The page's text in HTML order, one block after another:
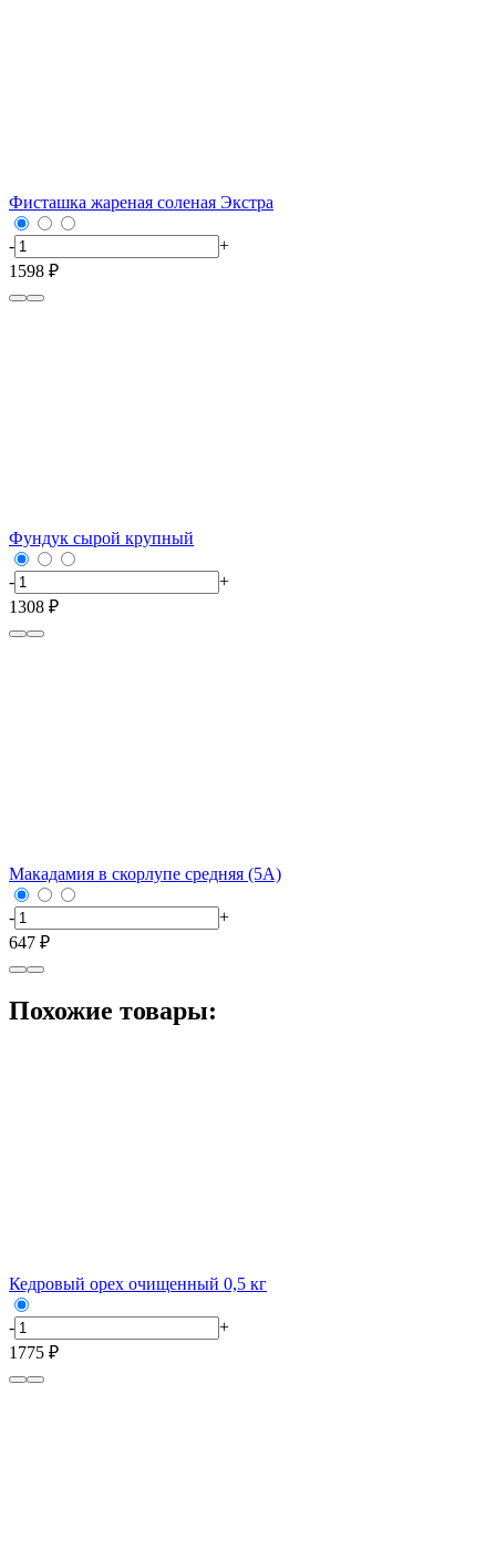
Фисташка жареная соленая Экстра
-
+
1598 ₽
Фундук сырой крупный
-
+
1308 ₽
Макадамия в скорлупе средняя (5А)
-
+
647 ₽
Похожие товары:
Кедровый орех очищенный 0,5 кг
-
+
1775 ₽